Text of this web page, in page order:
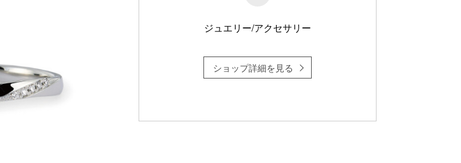
ジュエリー/アクセサリー
ショップ詳細を見る